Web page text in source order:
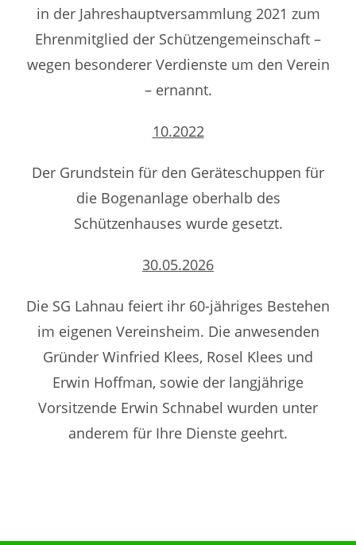
in der Jahreshauptversammlung 2021 zum
Ehrenmitglied der Schützengemeinschaft –
wegen besonderer Verdienste um den Verein
– ernannt.
10.2022
Der Grundstein für den Geräteschuppen für
die Bogenanlage oberhalb des
Schützenhauses wurde gesetzt.
30.05.2026
Die SG Lahnau feiert ihr 60-jähriges Bestehen
im eigenen Vereinsheim. Die anwesenden
Gründer Winfried Klees, Rosel Klees und
Erwin Hoffman, sowie der langjährige
Vorsitzende Erwin Schnabel wurden unter
anderem für Ihre Dienste geehrt.